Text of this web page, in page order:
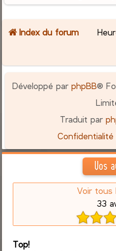
Index du forum
Développé parphpBB®
Traduit par
Confidentialité
Vos
Voir tous
33
Top!